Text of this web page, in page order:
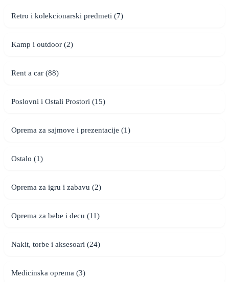
Retro i kolekcionarski predmeti (7)
Kamp i outdoor (2)
Rent a car (88)
Poslovni i Ostali Prostori (15)
Oprema za sajmove i prezentacije (1)
Ostalo (1)
Oprema za igru i zabavu (2)
Oprema za bebe i decu (11)
Nakit, torbe i aksesoari (24)
Medicinska oprema (3)